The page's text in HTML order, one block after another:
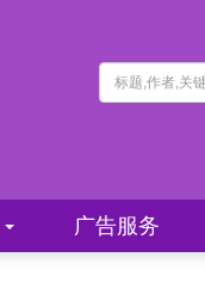
广告服务